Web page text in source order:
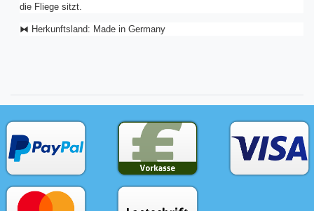
die Fliege sitzt.
⧓ Herkunftsland: Made in Germany